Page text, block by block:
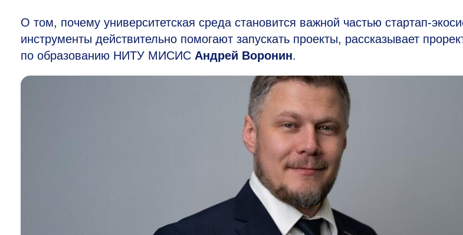
О том, почему университетская среда становится важной частью стартап-
инструменты действительно помогают запускать проекты, рассказывает
по образованию НИТУ МИСИС Андрей Воронин.